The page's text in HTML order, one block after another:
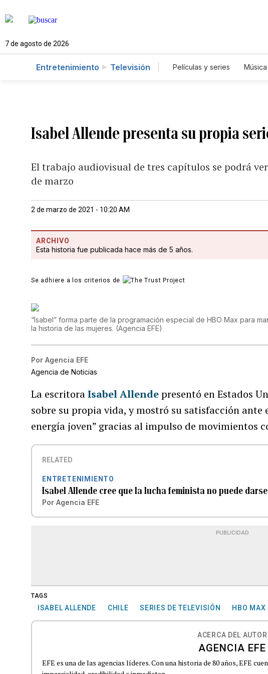
7 de agosto de 2026
Entretenimiento Televisión Películas y series Música
Isabel Allende presenta su propia
El trabajo audiovisual de tres capítulos se podrá
de marzo
2 de marzo de 2021 - 10:20 AM
ARCHIVO
Esta historia fue publicada hace más de 5 años.
Se adhiere a los criterios de
“Isabel” forma parte de la programación especial de HBO Max para
la historia de las mujeres. (Agencia EFE)
Por Agencia EFE
Agencia de Noticias
La escritoraIsabel Allendepresentó en Estados
sobre su propia vida, y mostró su satisfacción ante
energía joven” gracias al impulso de movimientos
RELATED
ENTRETENIMIENTO
Isabel Allende cree que la lucha feminista no puede
Por Agencia EFE
PUBLICIDAD
TAGS
ISABEL ALLENDE CHILE SERIES DE TELEVISIÓN HBO MAX
ACERCA DEL AUTOR
AGENCIA EFE
EFE es una de las agencias líderes. Con una historia de 80 años, EFE